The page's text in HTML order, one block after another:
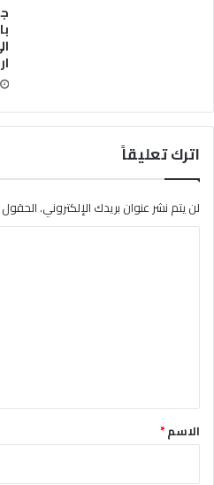
اترك تعليقاً
لن يتم نشر عنوان بريدك الإلكتروني.الحقول
*الاسم*